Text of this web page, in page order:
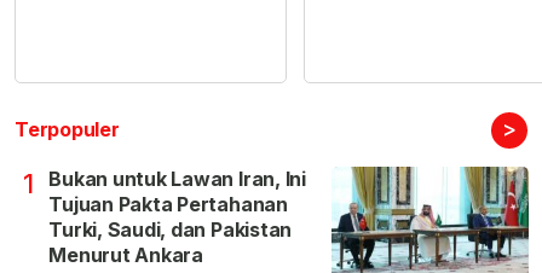
Terpopuler >
1
Bukan untuk Lawan Iran, Ini
Tujuan Pakta Pertahanan
Turki, Saudi, dan Pakistan
Menurut Ankara